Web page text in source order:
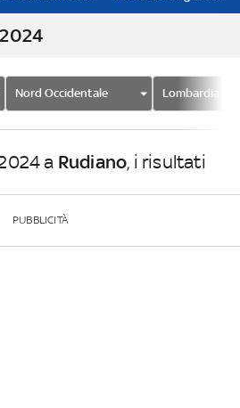
Nord Occidentale Lombardia
a Rudiano, i risultati
PUBBLICITÀ